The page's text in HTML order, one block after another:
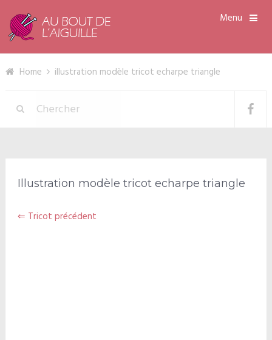
Menu
Home illustration modèle tricot echarpe triangle
Illustration modèle tricot echarpe triangle
⇐ Tricot précédent